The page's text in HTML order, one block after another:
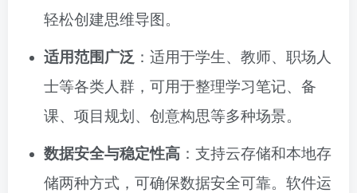
轻松创建思维导图。
适用范围广泛 ：适用于学生、教师、职场人
士等各类人群，可用于整理学习笔记、备
课、项目规划、创意构思等多种场景。
数据安全与稳定性高 ：支持云存储和本地存
储两种方式，可确保数据安全可靠。软件运